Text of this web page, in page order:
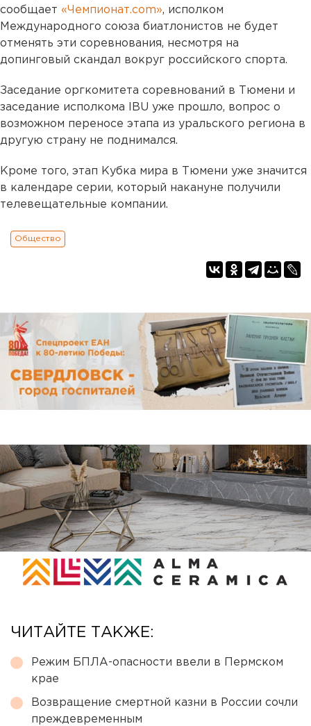
сообщает «Чемпионат.com», исполком
Международного союза биатлонистов не будет
отменять эти соревнования, несмотря на
допинговый скандал вокруг российского спорта.
Заседание оргкомитета соревнований в Тюмени и
заседание исполкома IBU уже прошло, вопрос о
возможном переносе этапа из уральского региона в
другую страну не поднимался.
Кроме того, этап Кубка мира в Тюмени уже значится
в календаре серии, который накануне получили
телевещательные компании.
Общество
ЧИТАЙТЕ ТАКЖЕ:
Режим БПЛА-опасности ввели в Пермском
крае
Возвращение смертной казни в России сочли
преждевременным